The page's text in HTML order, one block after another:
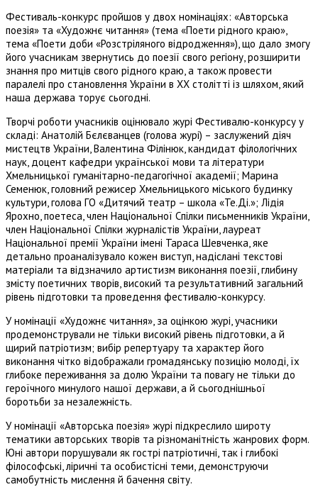
Фестиваль-конкурс пройшов у двох номінаціях: «Авторська
поезія» та «Художнє читання» (тема «Поети рідного краю»,
тема «Поети доби «Розстріляного відродження»), що дало змогу
його учасникам звернутись до поезії свого регіону, розширити
знання про митців свого рідного краю, а також провести
паралелі про становлення України в ХХ столітті із шляхом, який
наша держава торує сьогодні.
Творчі роботи учасників оцінювало журі Фестивалю-конкурсу у
складі: Анатолій Бєлєванцев (голова журі) – заслужений діяч
мистецтв України, Валентина Філінюк, кандидат філологічних
наук, доцент кафедри української мови та літератури
Хмельницької гуманітарно-педагогічної академії; Марина
Семенюк, головний режисер Хмельницького міського будинку
культури, голова ГО «Дитячий театр – школа «Те.Ді.»; Лідія
Ярохно, поетеса, член Національної Спілки письменників України,
член Національної Спілки журналістів України, лауреат
Національної премії України імені Тараса Шевченка, яке
детально проаналізувало кожен виступ, надіслані текстові
матеріали та відзначило артистизм виконання поезії, глибину
змісту поетичних творів, високий та результативний загальний
рівень підготовки та проведення фестивалю-конкурсу.
У номінації «Художнє читання», за оцінкою журі, учасники
продемонстрували не тільки високий рівень підготовки, а й
щирий патріотизм; вибір репертуару та характер його
виконання чітко відображали громадянську позицію молоді, їх
глибоке переживання за долю України та повагу не тільки до
героїчного минулого нашої держави, а й сьогоднішньої
боротьби за незалежність.
У номінації «Авторська поезія» журі підкреслило широту
тематики авторських творів та різноманітність жанрових форм.
Юні автори порушували як гострі патріотичні, так і глибокі
філософські, ліричні та особистісні теми, демонструючи
самобутність мислення й бачення світу.